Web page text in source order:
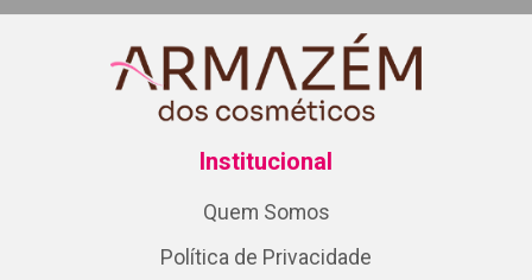
Institucional
Quem Somos
Política de Privacidade